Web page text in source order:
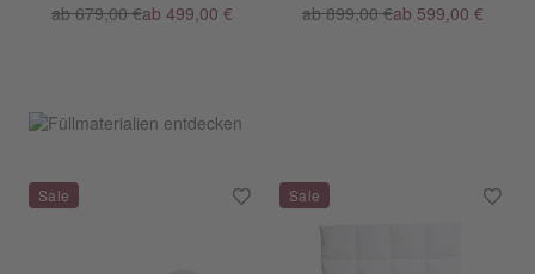
ab 679,00 €ab 499,00 €
ab 899,00 €ab 599,00 €